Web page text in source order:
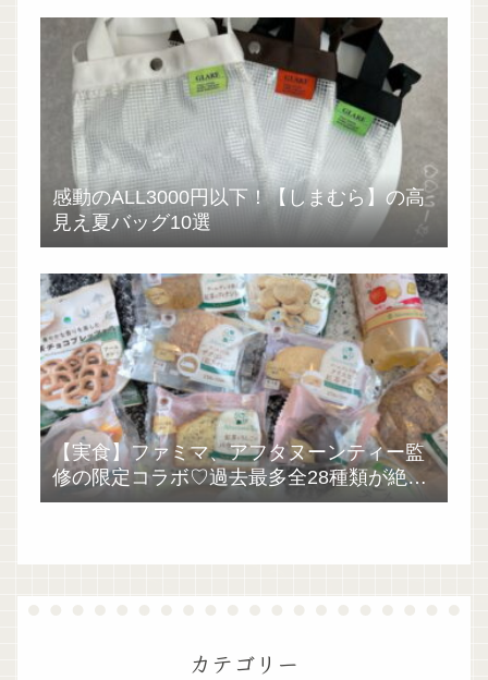
感動のALL3000円以下！【しまむら】の高
見え夏バッグ10選
【実食】ファミマ、アフタヌーンティー監
修の限定コラボ♡過去最多全28種類が絶品
過ぎた！
カテゴリー